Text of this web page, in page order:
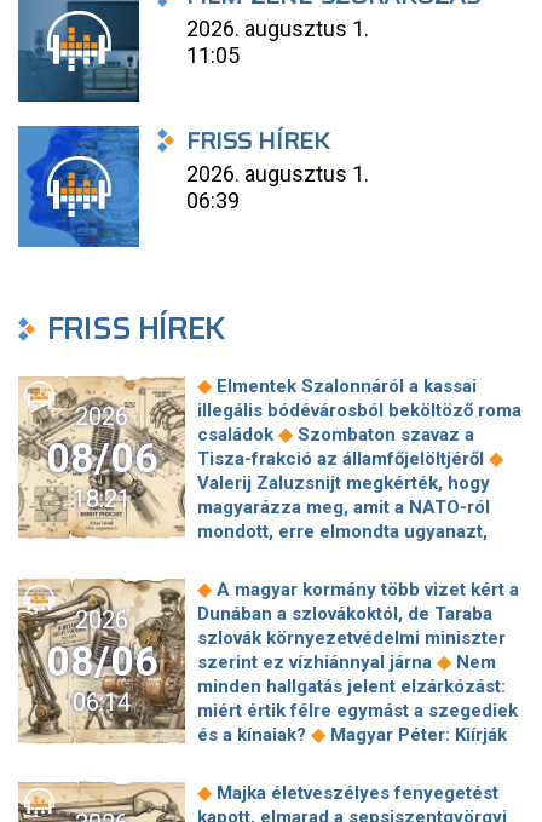
2026. augusztus 1.
11:05
FRISS HÍREK
2026. augusztus 1.
06:39
FRISS HÍREK
2026
08/06
18:21
◆ Elmentek Szalonnáról a kassai
illegális bódévárosból beköltöző roma
családok ◆ Szombaton szavaz a
Tisza-frakció az államfőjelöltjéről ◆
Valerij Zaluzsnijt megkérték, hogy
magyarázza meg, amit a NATO-ról
mondott, erre elmondta ugyanazt,
kötött szerződéseket a HM cége a
Lounge Eventtel, a miniszter
feljelentést tett
◆Orbán Anita
megkérte a szlovák kormányt, hogy
segítse a magyar vízellátást ◆ Forró
augusztus: gátja lehet az uniós
források hazahozatalának az
Alkotmánybíróság?◆ Török Gábor: Ez
Meglepetés az albérletpiacon, nincs
2026
08/06
06:14
◆ A magyar kormány több vizet kért a
Dunában a szlovákoktól, de Taraba
szlovák környezetvédelmi miniszter
szerint ez vízhiánnyal járna ◆ Nem
minden hallgatás jelent elzárkózást:
miért értik félre egymást a szegediek
és a kínaiak? ◆ Magyar Péter: Kiírják
projektekben magyar állami
tulajdonrészt fognak előírni ◆Orbán
◆ Majka életveszélyes fenyegetést
kapott, elmarad a sepsiszentgyörgyi